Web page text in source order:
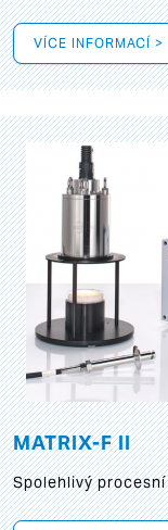
VÍCE INFORMACÍ >
MATRIX-F II
Spolehlivý